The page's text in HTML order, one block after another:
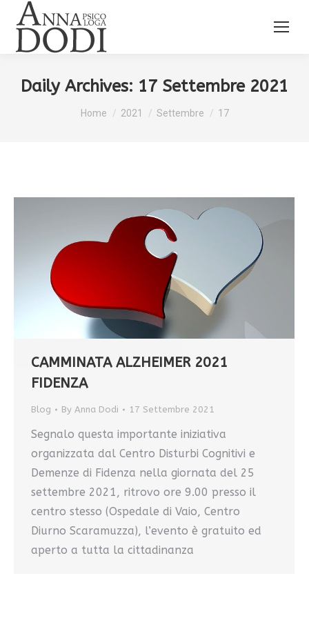
Daily Archives: 17 Settembre 2021
You are here:
Home 2021 Settembre 17
CAMMINATA ALZHEIMER 2021
FIDENZA
Blog By Anna Dodi 17 Settembre 2021
Segnalo questa importante iniziativa
organizzata dal Centro Disturbi Cognitivi e
Demenze di Fidenza nella giornata del 25
settembre 2021, ritrovo ore 9.00 presso il
centro stesso (Ospedale di Vaio, Centro
Diurno Scaramuzza), l’evento è gratuito ed
aperto a tutta la cittadinanza